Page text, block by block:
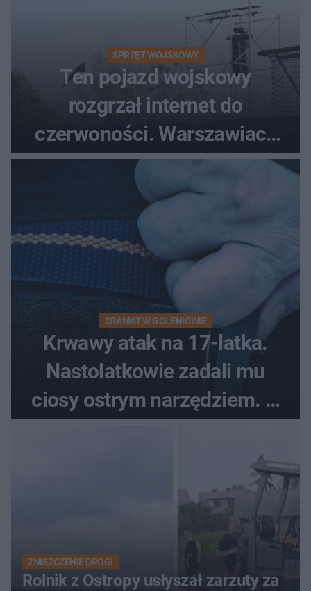
SPRZĘT WOJSKOWY
Ten pojazd wojskowy
rozgrzał internet do
czerwoności. Warszawiacy
pytali, czy to Mad Max!
DRAMAT W GOLENIOWIE
Krwawy atak na 17-latka.
Nastolatkowie zadali mu
ciosy ostrym narzędziem. O
ich losach zdecyduje sąd
ZNISZCZENIE DROGI
Rolnik z Ostropy usłyszał zarzuty za